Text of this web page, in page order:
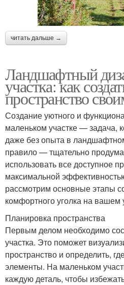
читать дальше →
Ландшафтный
участка: как
пространство
Создание уютного и
маленьком участке — задача,
даже без опыта в
правило — тщательно
использовать все доступное
максимальной
рассмотрим основные этапы
комфортного уголка на вашем
Планировка пространства
Первым делом необходимо
участка. Это поможет
пространство и определить,
элементы. На маленьком
каждую деталь, чтобы